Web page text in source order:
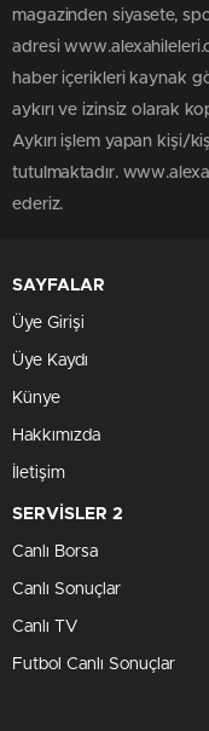
magazinden siyasete,
adresi
haber içerikleri kaynak
aykırı ve izinsiz olarak
Aykırı işlem yapan kişi/
tutulmaktadır.
ederiz.
SAYFALAR
Üye Girişi
Üye Kaydı
Künye
Hakkımızda
İletişim
SERVİSLER 2
Canlı Borsa
Canlı Sonuçlar
Canlı TV
Futbol Canlı Sonuçlar